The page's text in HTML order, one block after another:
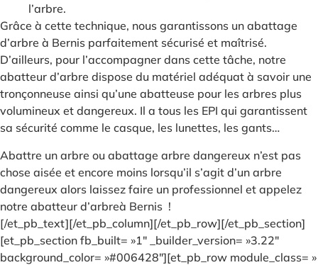
l’arbre.
Grâce à cette technique, nous garantissons un abattage
d’arbre à Bernis parfaitement sécurisé et maîtrisé.
D’ailleurs, pour l’accompagner dans cette tâche, notre
abatteur d’arbre dispose du matériel adéquat à savoir une
tronçonneuse ainsi qu’une abatteuse pour les arbres plus
volumineux et dangereux. Il a tous les EPI qui garantissent
sa sécurité comme le casque, les lunettes, les gants…
Abattre un arbre ou abattage arbre dangereux n’est pas
chose aisée et encore moins lorsqu’il s’agit d’un arbre
dangereux alors laissez faire un professionnel et appelez
notre abatteur d’arbreà Bernis !
[/et_pb_text][/et_pb_column][/et_pb_row][/et_pb_section]
[et_pb_section fb_built= »1″ _builder_version= »3.22″
background_color= »#006428″][et_pb_row module_class= »